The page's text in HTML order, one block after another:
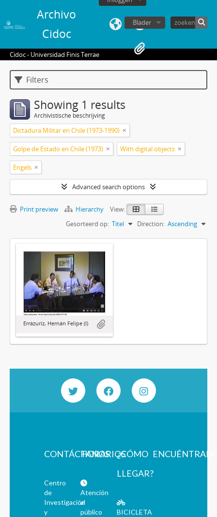
Archivo
Cidoc
Blader
Cidoc - Universidad Finis Terrae
Filters
Showing 1 results
Archivistische beschrijving
Dictadura Militar en Chile (1973-1990)
Golpe de Estado en Chile (1973) With digital objects
Engels
Advanced search options
Print preview Hierarchy
View:
Gesorteerd op: Titel Direction: Ascending
Errázuriz, Hernán Felipe (I)
CONTÁCTANOS
Centro
de
Investigación
y
HORARIOS
Atención
al
público
¿CÓMO
LLEGAR?
BICICLETA